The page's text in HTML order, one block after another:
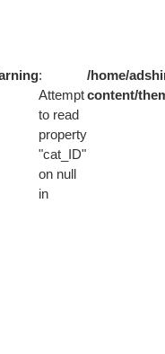
:
Attempt
to read
property
"cat_ID"
on null
in
/home/
content/